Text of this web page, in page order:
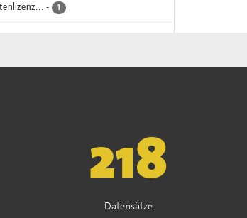
- 1
221
Datensätze